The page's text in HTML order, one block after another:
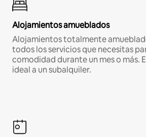
Alojamientos amueblados
Alojamientos totalmente
todos los servicios que necesitas
comodidad durante un mes o más.
ideal a un subalquiler.